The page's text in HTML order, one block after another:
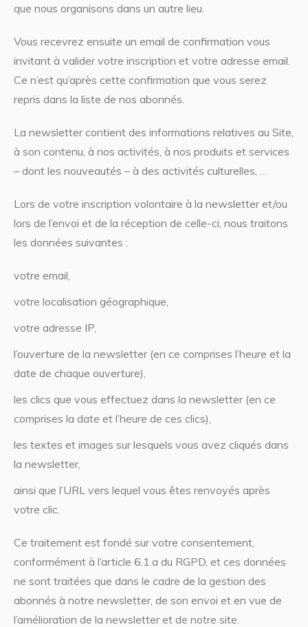
que nous organisons dans un autre lieu.
Vous recevrez ensuite un email de confirmation vous
invitant à valider votre inscription et votre adresse email.
Ce n’est qu’après cette confirmation que vous serez
repris dans la liste de nos abonnés.
La newsletter contient des informations relatives au Site,
à son contenu, à nos activités, à nos produits et services
– dont les nouveautés – à des activités culturelles, …
Lors de votre inscription volontaire à la newsletter et/ou
lors de l’envoi et de la réception de celle-ci, nous traitons
les données suivantes :
votre email,
votre localisation géographique,
votre adresse IP,
l’ouverture de la newsletter (en ce comprises l’heure et la
date de chaque ouverture),
les clics que vous effectuez dans la newsletter (en ce
comprises la date et l’heure de ces clics),
les textes et images sur lesquels vous avez cliqués dans
la newsletter,
ainsi que l’URL vers lequel vous êtes renvoyés après
votre clic.
Ce traitement est fondé sur votre consentement,
conformément à l’article 6.1.a du RGPD, et ces données
ne sont traitées que dans le cadre de la gestion des
abonnés à notre newsletter, de son envoi et en vue de
l’amélioration de la newsletter et de notre site.